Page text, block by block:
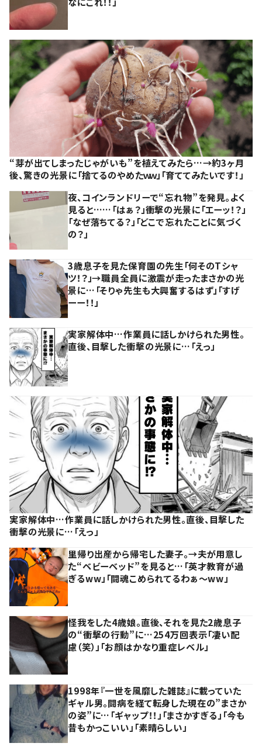
“芽が出てしまったじゃがいも”を植えてみたら…→約3ヶ月
後、驚きの光景に「捨てるのやめたｗｗ」「育ててみたいです！」
夜、コインランドリーで“忘れ物”を発見。よく
見ると……「はぁ？」衝撃の光景に「エーッ！？」
「なぜ落ちてる？」「どこで忘れたことに気づく
の？」
3歳息子を見た保育園の先生「何そのTシャ
ツ！？」→職員全員に激震が走ったまさかの光
景に…「そりゃ先生も大興奮するはず」「すげ
ーー！！」
実家解体中…作業員に話しかけられた男性。
直後、目撃した衝撃の光景に…「えっ」
実家解体中…作業員に話しかけられた男性。直後、目撃した
衝撃の光景に…「えっ」
里帰り出産から帰宅した妻子。→夫が用意し
た“ベビーベッド”を見ると…「英才教育が過
ぎるww」「闘魂こめられてるわぁ～ww」
怪我をした4歳娘。直後、それを見た2歳息子
の“衝撃の行動”に…254万回表示「凄い配
慮（笑）」「お顔はかなり重症レベル」
1998年『一世を風靡した雑誌』に載っていた
ギャル男。闘病を経て転身した現在の”まさか
の姿”に…「ギャップ！！」「まさかすぎる」「今も
昔もかっこいい」「素晴らしい」